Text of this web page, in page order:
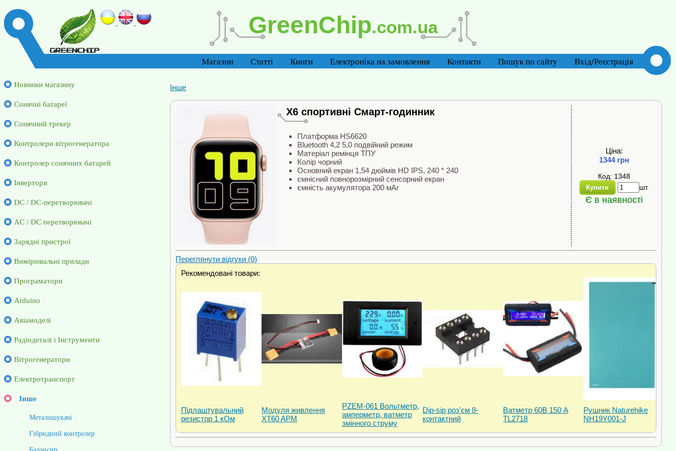
GreenChip.com.ua
Магазин Статті Книги Електроніка на замовлення Контакти Пошук по сайту Вхід/Реєстрація
Інше
X6 спортивні Смарт-годинник
Платформа HS6620
Bluetooth 4,2 5,0 подвійний режим
Матеріал ремінця ТПУ
Колір чорний
Основний екран 1,54 дюймів HD IPS, 240 * 240
ємнісний повнорозмірний сенсорний екран
ємність акумулятора 200 мАг
Ціна:
1344 грн
Код: 1348
Купити шт.
Є в наявності
Переглянути відгуки (0)
Рекомендовані товари:
Підлаштувальний
резистор 1 кОм
Модуля живлення
XT60 APM
PZEM-061 Вольтметр,
амперметр, ватметр
змінного струму
Dip-sip роз'єм 8-
контактний
Ватметр 60В 150 А
TL2718
Рушник Naturehike
NH19Y001-J
Новинки магазину
Cонячні батареї
Сонячний трекер
Контролери вітрогенератора
Контролер сонячних батарей
Інвертори
DC / DC-перетворювачі
AC / DC перетворювачі
Зарядні пристрої
Вимірювальні прилади
Програматори
Arduino
Авіамоделі
Радіодеталі і Інструменти
Вітрогенератори
Електротранспорт
Інше
Металошукачі
Гібридний контролер